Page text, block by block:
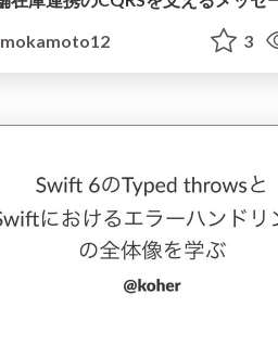
mokamoto12
3